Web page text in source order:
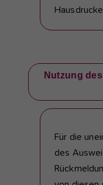
Nutzung
Für die
des